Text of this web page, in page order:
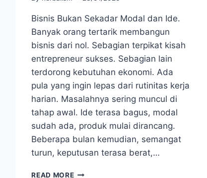
Bisnis Bukan Sekadar Modal dan Ide.
Banyak orang tertarik membangun
bisnis dari nol. Sebagian terpikat kisah
entrepreneur sukses. Sebagian lain
terdorong kebutuhan ekonomi. Ada
pula yang ingin lepas dari rutinitas kerja
harian. Masalahnya sering muncul di
tahap awal. Ide terasa bagus, modal
sudah ada, produk mulai dirancang.
Beberapa bulan kemudian, semangat
turun, keputusan terasa berat,…
READ MORECARA